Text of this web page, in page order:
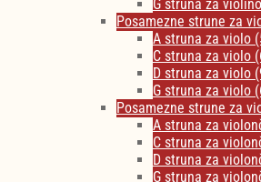
G struna za violino
Posamezne strune za
A struna za violo
C struna za violo
D struna za violo
G struna za violo
Posamezne strune za
A struna za
C struna za
D struna za
G struna za